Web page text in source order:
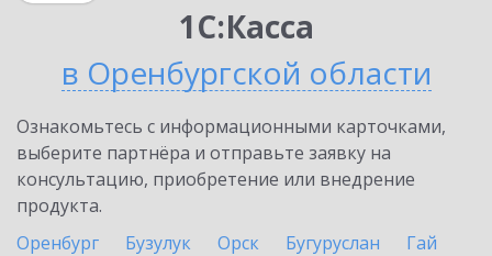
1С:Касса
в Оренбургской области
Ознакомьтесь с информационными карточками,
выберите партнёра и отправьте заявку на
консультацию, приобретение или внедрение
продукта.
Оренбург
Бузулук Орск Бугуруслан
Гай